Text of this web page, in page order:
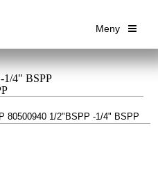
Meny
1/4" BSPP
80500940 1/2"BSPP -1/4" BSPP